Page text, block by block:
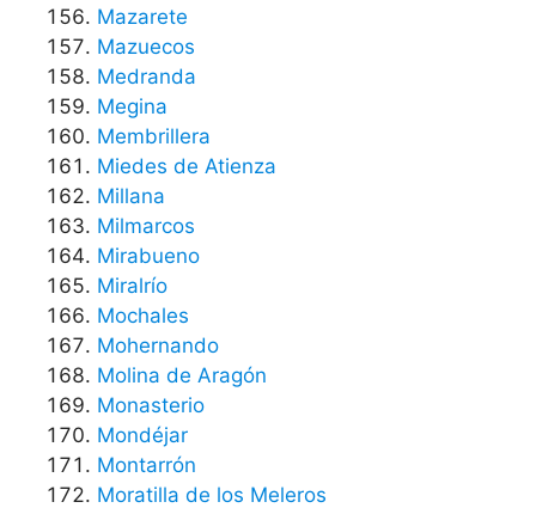
Mazarete
Mazuecos
Medranda
Megina
Membrillera
Miedes de Atienza
Millana
Milmarcos
Mirabueno
Miralrío
Mochales
Mohernando
Molina de Aragón
Monasterio
Mondéjar
Montarrón
Moratilla de los Meleros